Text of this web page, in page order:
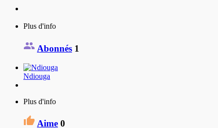
Plus d'info
Abonnés 1
Ndiouga
Plus d'info
Aime 0